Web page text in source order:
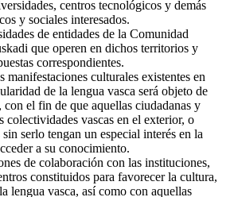
centros tecnológicos y demás
y sociales interesados.
de entidades de la Comunidad
que operen en dichos territorios y
correspondientes.
manifestaciones culturales existentes en
de la lengua vasca será objeto de
con el fin de que aquellas ciudadanas y
colectividades vascas en el exterior, o
sin serlo tengan un especial interés en la
a su conocimiento.
de colaboración con las instituciones,
constituidos para favorecer la cultura,
lengua vasca, así como con aquellas